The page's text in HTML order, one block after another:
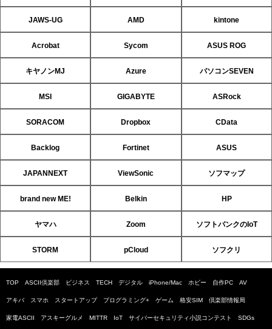
JAWS-UG AMD kintone
Acrobat Sycom ASUS ROG
キヤノンMJ Azure パソコンSEVEN
MSI GIGABYTE ASRock
SORACOM Dropbox CData
Backlog Fortinet ASUS
JAPANNEXT ViewSonic ソフマップ
brand new ME! Belkin HP
ヤマハ Zoom ソフトバンクのIoT
STORM pCloud ソフクリ
TOP ASCII倶楽部 ビジネス TECH デジタル iPhone/Mac ホビー 自作PC AV
アキバ スマホ スタートアップ プログラミング+ ゲーム 格安SIM 倶楽部情報局
家電ASCII アスキーグルメ MITTR IoT サイバーセキュリティ小説コンテスト SDGs